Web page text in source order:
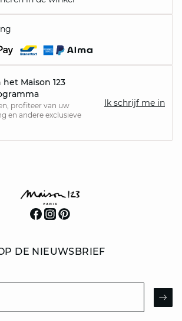
Maison 123
profiteer van uw
en andere exclusieve
Ik schrijf me in
DE NIEUWSBRIEF